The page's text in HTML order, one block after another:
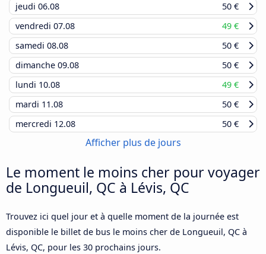
jeudi 06.08
50 €
vendredi 07.08
49 €
samedi 08.08
50 €
dimanche 09.08
50 €
lundi 10.08
49 €
mardi 11.08
50 €
mercredi 12.08 50 €
Afficher plus de jours
Le moment le moins cher pour voyager
de Longueuil, QC à Lévis, QC
Trouvez ici quel jour et à quelle moment de la journée est
disponible le billet de bus le moins cher de Longueuil, QC à
Lévis, QC, pour les 30 prochains jours.